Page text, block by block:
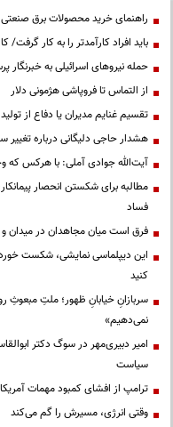
راهنمای خرید محصولات برق صنعتی ABB
باید افراد کارآمدتر را به کار
حمله نیروهای اسرائیلی به خبرنگار
از التماس تا فروپاشی هژمونی دلار
تقسیم غنایم مدیران یا دفاع از
هشدار حاجی دلیگانی درباره تغییر
آیت‌الله جوادی آملی: با هرکس که
مطالبه برای شکستن انحصار
فساد
فرق است میان مجاهدان در میدان
این دیپلماسی نمایشی، شکست
کنید
سربازانِ خیابانِ ظهور؛ ملتِ مبعوثِ
نمی‌دهیم»
امیر دبیری‌مهر در سوگ دکتر
سیاست
ترامپ از افشای کمبود مهمات
وقتی انرژی، مسیرش را گم می‌کند